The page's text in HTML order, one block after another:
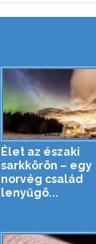
Élet az északi
sarkkörön – egy
norvég család
lenyűgö...